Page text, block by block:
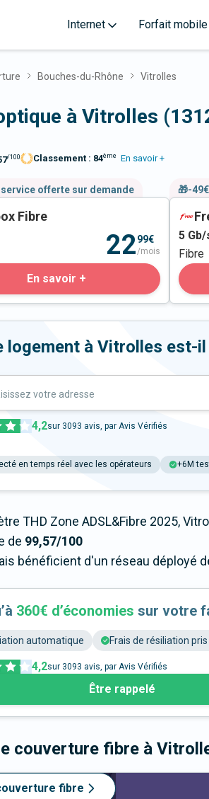
Internet Forfait mobile
Bouches-du-Rhône Vitrolles
à Vitrolles
/100 Classement : 84ème En savoir +
offerte sur demande
Fibre
2299€
/mois
En savoir +
🎁-
5 Gb/
Fibre
logement à Vitrolles est-
votre adresse
4,2sur 3093 avis, par Avis Vérifiés
en temps réel avec les opérateurs +6M
THD Zone ADSL&Fibre 2025,
de 99,57/100
bénéficient d'un réseau déployé
360€ d’économies sur votre
automatique Frais de résiliation
4,2sur 3093 avis, par Avis Vérifiés
Être rappelé
couverture fibre à
fibre